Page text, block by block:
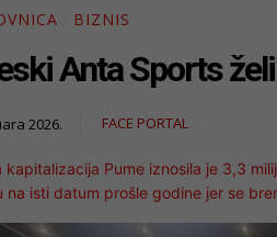
BIZNIS
Anta Sports
2026. FACE PORTAL
kapitalizacija Pume iznosila je 3,3
na isti datum prošle godine jer se